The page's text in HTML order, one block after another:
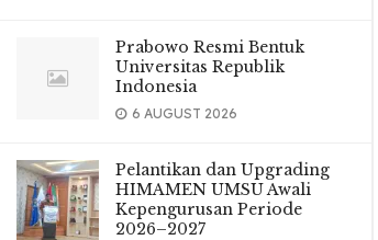
Prabowo Resmi Bentuk
Universitas Republik
Indonesia
6 AUGUST 2026
Pelantikan dan Upgrading
HIMAMEN UMSU Awali
Kepengurusan Periode
2026–2027